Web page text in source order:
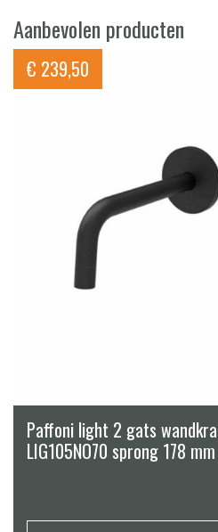
Aanbevolen producten
€ 239,50
Paffoni light 2 gats
LIG105NO70 sprong 178 mm